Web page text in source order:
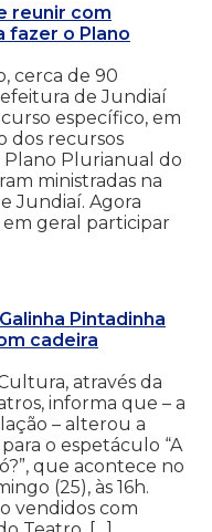
reunir com
fazer o Plano
cerca de 90
de Jundiaí
específico, em
dos recursos
Plano Plurianual do
ministradas na
Jundiaí. Agora
geral participar
Pintadinha
cadeira
através da
informa que – a
– alterou a
o espetáculo “A
que acontece no
(25), às 16h.
vendidos com